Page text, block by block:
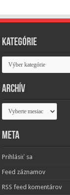
Kategórie
Kategórie
Archív
Archív
Meta
Prihlásiť sa
Feed záznamov
RSS feed komentárov